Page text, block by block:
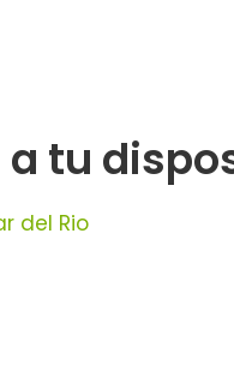
tu
del Rio